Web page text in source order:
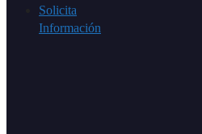
Solicita
Información